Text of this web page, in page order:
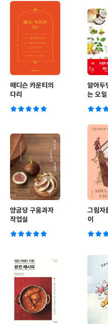
매디슨 카운티의
다리
알아두
는 오
양굽당 구움과자
작업실
그림자
이